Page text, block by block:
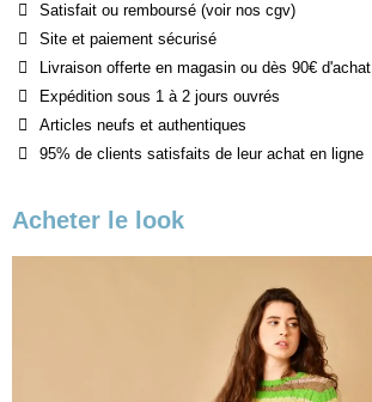
Satisfait ou remboursé (voir nos cgv)
Site et paiement sécurisé
Livraison offerte en magasin ou dès 90€ d'achat
Expédition sous 1 à 2 jours ouvrés
Articles neufs et authentiques
95% de clients satisfaits de leur achat en ligne
Acheter le look